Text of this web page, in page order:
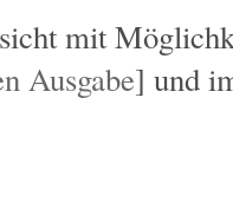
mit
Ausgabe] und